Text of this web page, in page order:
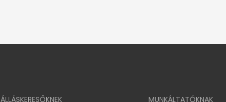
ÁLLÁSKERESŐKNEK MUNKÁLTATÓKNAK